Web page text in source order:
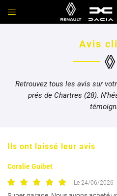

32 bis Avenue Maurice Maunoury
l'adresse email indiqué ci-dessus. Vous
utilisant
le formulaire de désinscription .
Avis
Retrouvez tous les avis sur
prés de Chartres (28).
Ils ont laissé leur avis
Coralie Guibet
Le 24/06/2026